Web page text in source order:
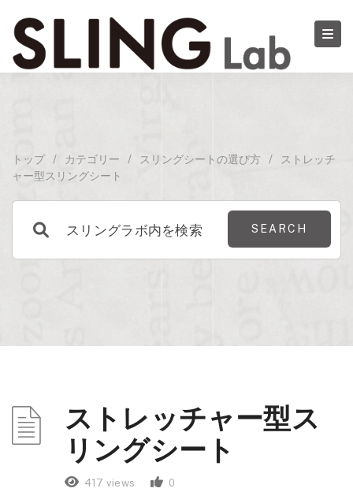
トップ / カテゴリー / スリングシートの選び方 /
ストレッチ
ャー型スリングシート
ストレッチャー型ス
リングシート
417 views 0